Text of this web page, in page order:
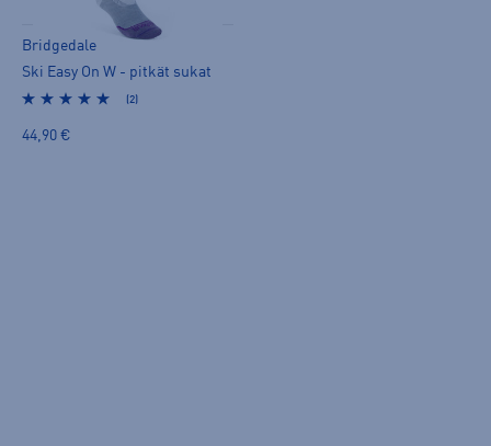
Bridgedale
Ski Easy On W - pitkät sukat
(2)
44,90 €